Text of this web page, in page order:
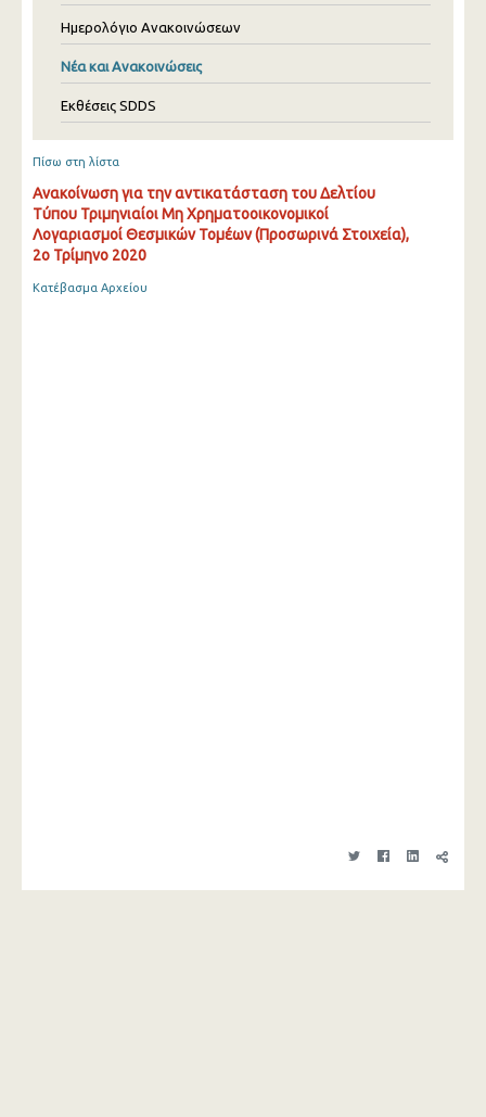
Ημερολόγιο Ανακοινώσεων
Νέα και Ανακοινώσεις
Εκθέσεις SDDS
Πίσω στη λίστα
Ανακοίνωση για την αντικατάσταση του Δελτίου
Τύπου Τριμηνιαίοι Μη Χρηματοοικονομικοί
Λογαριασμοί Θεσμικών Τομέων (Προσωρινά Στοιχεία),
2ο Τρίμηνο 2020
Κατέβασμα Αρχείου